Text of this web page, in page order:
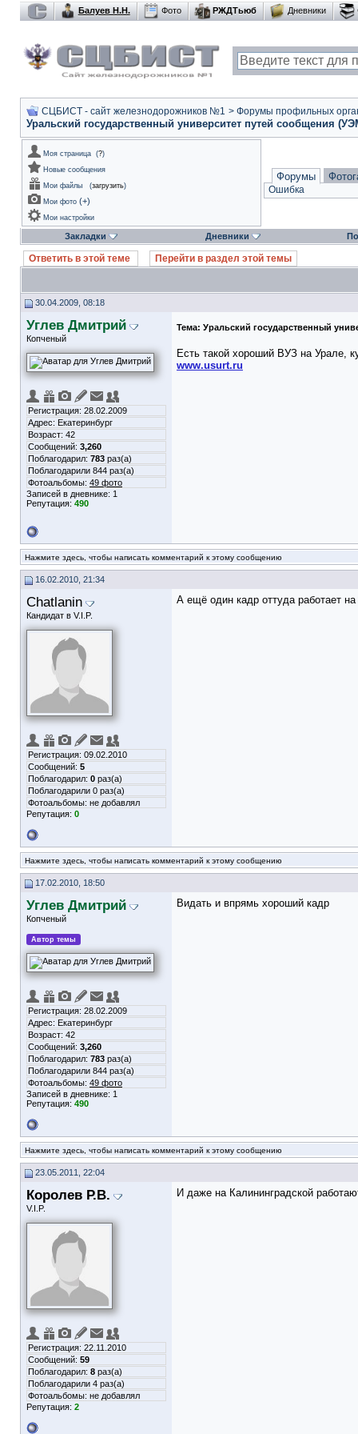
Балуев Н.Н. Фото РЖДТьюб Дневники
СЦБИСТ - сайт железнодорожников №1 > Форумы профильных
Уральский государственный университет путей сообщения
Моя страница (?)
Новые сообщения
Мои файлы
(загрузить)
Мои фото (+)
Мои настройки
Форумы
Ошибка
Закладки Дневники
Ответить в этой теме Перейти в раздел этой темы
30.04.2009, 08:18
Углев Дмитрий
Копченый
Регистрация: 28.02.2009
Адрес: Екатеринбург
Возраст: 42
Сообщений: 3,260
Поблагодарил: 783 раз(а)
Поблагодарили 844 раз(а)
Фотоальбомы: 49 фото
Записей в дневнике: 1
Репутация: 490
Тема: Уральский государственный
Есть такой хороший ВУЗ на
www.usurt.ru
Нажмите здесь, чтобы написать комментарий к этому сообщению
16.02.2010, 21:34
Chatlanin
Кандидат в V.I.P.
Регистрация: 09.02.2010
Сообщений: 5
Поблагодарил: 0 раз(а)
Поблагодарили 0 раз(а)
Фотоальбомы: не добавлял
Репутация: 0
А ещё один кадр оттуда работает
Нажмите здесь, чтобы написать комментарий к этому сообщению
17.02.2010, 18:50
Углев Дмитрий
Копченый
Автор темы
Регистрация: 28.02.2009
Адрес: Екатеринбург
Возраст: 42
Сообщений: 3,260
Поблагодарил: 783 раз(а)
Поблагодарили 844 раз(а)
Фотоальбомы: 49 фото
Записей в дневнике: 1
Репутация: 490
Видать и впрямь хороший кадр
Нажмите здесь, чтобы написать комментарий к этому сообщению
23.05.2011, 22:04
Королев Р.В.
V.I.P.
Регистрация: 22.11.2010
Сообщений: 59
Поблагодарил: 8 раз(а)
Поблагодарили 4 раз(а)
Фотоальбомы: не добавлял
Репутация: 2
И даже на Калининградской